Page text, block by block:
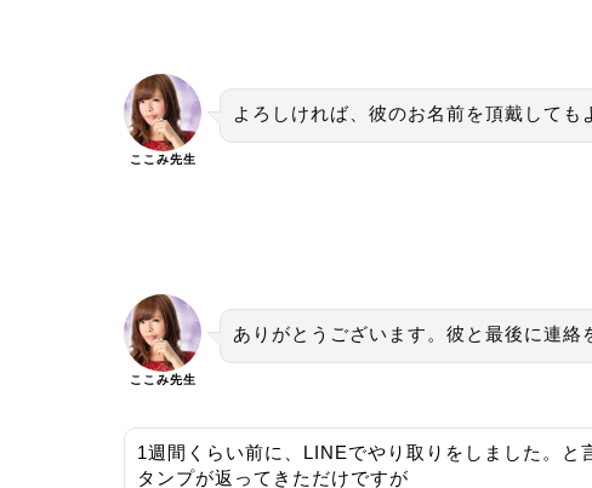
ここみ先生
よろしければ、彼のお名前を頂戴しても
ここみ先生
ありがとうございます。彼と最後に連絡
1週間くらい前に、LINEでやり取りをしました。と
タンプが返ってきただけですが